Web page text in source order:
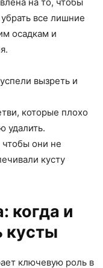
все лишние
осадкам и
вызреть и
которые плохо
удалить.
чтобы они не
кусту
когда и
кусты
ключевую роль в